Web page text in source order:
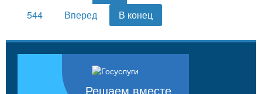
544
Вперед В конец
Решаем вместе